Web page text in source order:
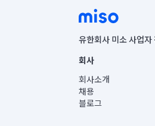
유한회사 미소 사업자
사업자등록번호 : 291-
통신판매신고번호 :
대표이사 : CHING
주소 | 본사: 서울특별
컨택센터 : 서울특별시
회사
회사소개
채용
블로그